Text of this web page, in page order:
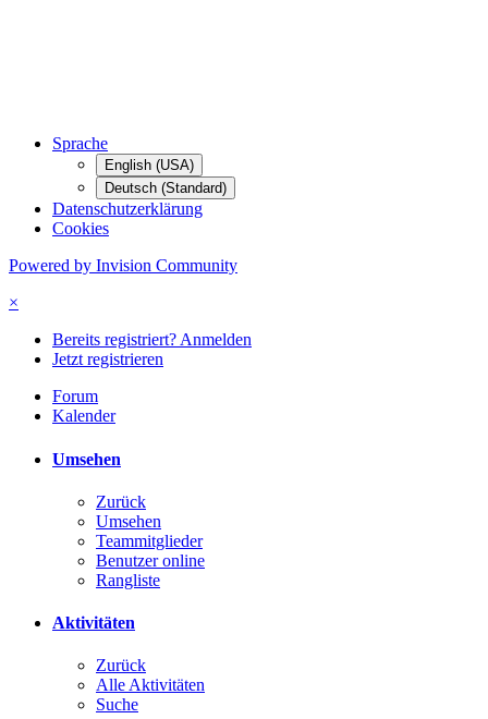
Sprache
English (USA)
Deutsch (Standard)
Datenschutzerklärung
Cookies
Powered by Invision Community
×
Bereits registriert? Anmelden
Jetzt registrieren
Forum
Kalender
Umsehen
Zurück
Umsehen
Teammitglieder
Benutzer online
Rangliste
Aktivitäten
Zurück
Alle Aktivitäten
Suche